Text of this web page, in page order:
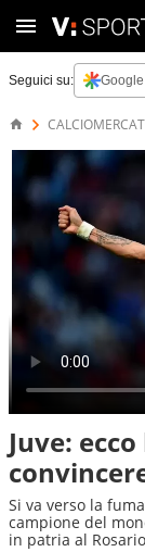
Seguici su:
Juve:
Si va verso la
campione del
in patria al